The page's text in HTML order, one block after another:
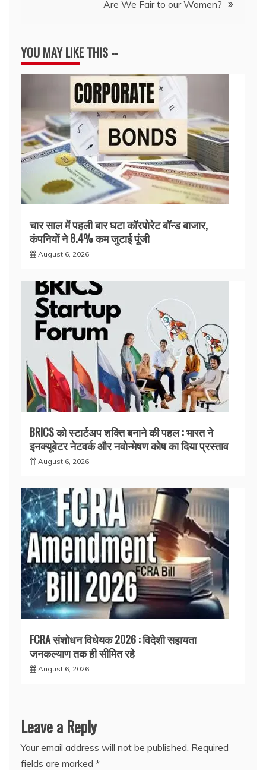
Are We Fair to our Women?
YOU MAY LIKE THIS --
चार साल में पहली बार घटा कॉरपोरेट बॉन्ड बाजार,
कंपनियों ने 8.4% कम जुटाई पूंजी
August 6, 2026
BRICS को स्टार्टअप शक्ति बनाने की पहल : भारत ने
इनक्यूबेटर नेटवर्क और नवोन्मेषण कोष का दिया प्रस्ताव
August 6, 2026
FCRA संशोधन विधेयक 2026 : विदेशी सहायता
जनकल्याण तक ही सीमित रहे
August 6, 2026
Leave a Reply
Your email address will not be published. Required
fields are marked *